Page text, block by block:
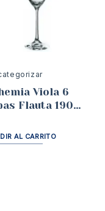
Viola 6
Flauta 190
AL CARRITO